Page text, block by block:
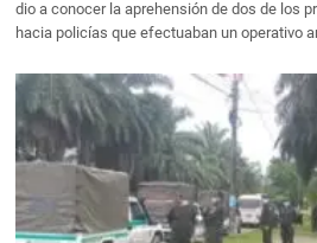
dio a conocer la aprehensión de dos de los
hacia policías que efectuaban un operativo